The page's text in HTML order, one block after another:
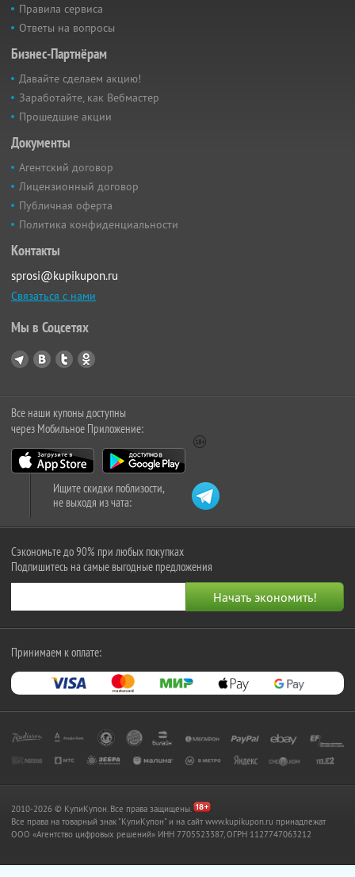
Правила сервиса
Ответы на вопросы
Бизнес-Партнёрам
Давайте сделаем акцию!
Заработайте, как Вебмастер
Прошедшие акции
Документы
Агентский договор
Лицензионный договор
Публичная оферта
Политика конфиденциальности
Контакты
sprosi@kupikupon.ru
Связаться с нами
Мы в Соцсетях
Все наши купоны доступны
через Мобильное Приложение:
Ищите скидки поблизости,
не выходя из чата:
Сэкономьте до 90% при любых покупках
Подпишитесь на самые выгодные предложения
Принимаем к оплате:
2010-2026 © КупиКупон. Все права защищены.
Все права на товарный знак "КупиКупон" и на сайт www.kupikupon.ru принадлежат
OOO «Агентство цифровых решений» ИНН 7705523387, ОГРН 1127747063212